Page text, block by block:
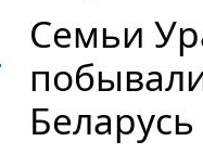
Семьи
Беларусь